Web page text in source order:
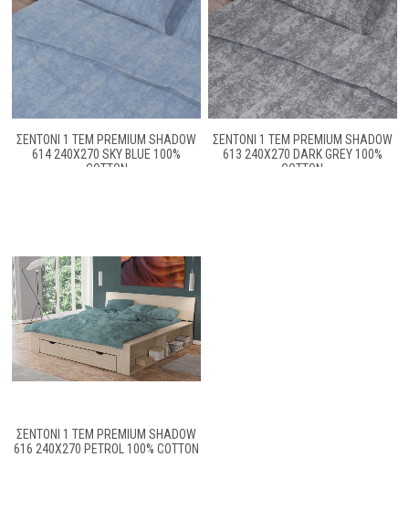
ΣΕΝΤΌΝΙ 1 ΤΕΜ PREMIUM SHADOW
614 240X270 SKY BLUE 100%
COTTON
ΣΕΝΤΌΝΙ 1 ΤΕΜ PREMIUM SHADOW
613 240X270 DARK GREY 100%
COTTON
ΣΕΝΤΟΝΙ 1 ΤΕΜ PREMIUM SHADOW
616 240X270 PETROL 100% COTTON